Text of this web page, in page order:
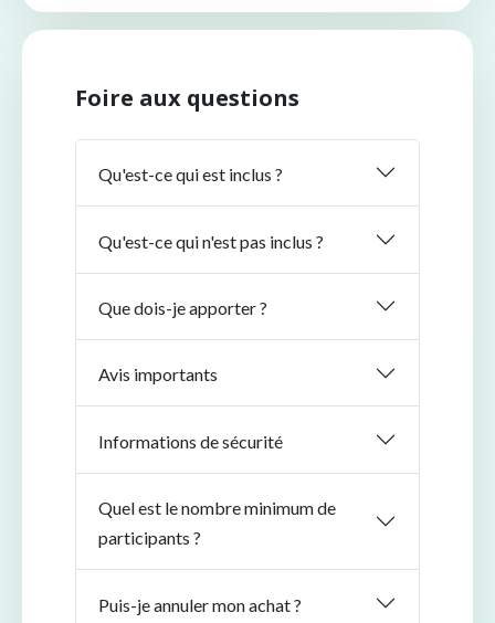
Foire aux questions
Qu'est-ce qui est inclus ?
Qu'est-ce qui n'est pas inclus ?
Que dois-je apporter ?
Avis importants
Informations de sécurité
Quel est le nombre minimum de
participants ?
Puis-je annuler mon achat ?